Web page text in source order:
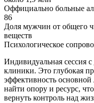
Оффициально больные
86
Доля мужчин от общего
веществ
Психологическое
Индивидуальная сессия
клиники. Это глубокая
эффективность
найти опору и ресурс,
вернуть контроль над